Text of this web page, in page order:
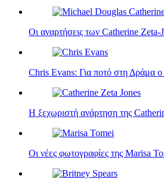
Οι αναρτήσεις των Catherine
Chris Evans: Για ποτό στη Δράμα
Η ξεχωριστή ανάρτηση της
Οι νέες φωτογραφίες της Marisa